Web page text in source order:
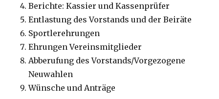
Berichte: Kassier und Kassenprüfer
Entlastung des Vorstands und der Beiräte
Sportlerehrungen
Ehrungen Vereinsmitglieder
Abberufung des Vorstands/Vorgezogene
Neuwahlen
Wünsche und Anträge